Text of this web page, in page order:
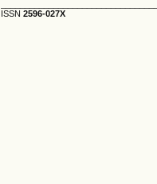
ISSN2596-027X